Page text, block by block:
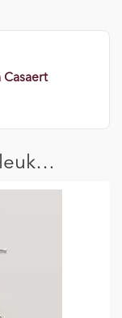
Casaert
leuk…